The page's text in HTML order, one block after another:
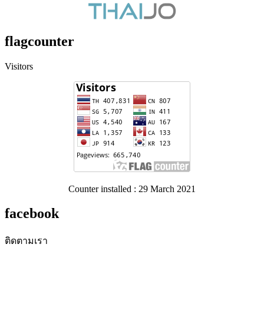
flagcounter
Visitors
Counter installed : 29 March 2021
facebook
ติดตามเรา